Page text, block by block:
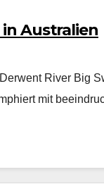
Australien
River Big
mit